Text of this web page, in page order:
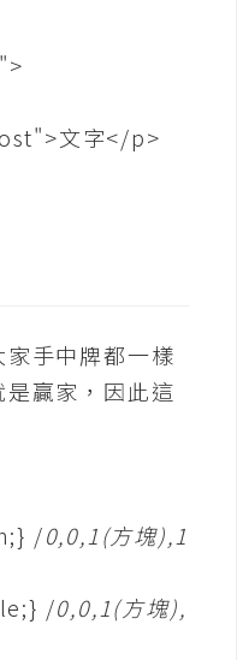
文字</p>
手中牌都一樣
贏家，因此這
/0,0,1(方塊),1
/0,0,1(方塊),